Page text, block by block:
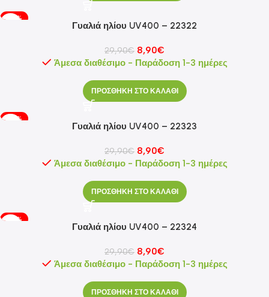
-70%
Γυαλιά ηλίου UV400 – 22322
29,90€ 8,90€
Άμεσα διαθέσιμο - Παράδοση 1-3 ημέρες
ΠΡΟΣΘΗΚΗ ΣΤΟ ΚΑΛΑΘΙ
-70%
Γυαλιά ηλίου UV400 – 22323
29,90€ 8,90€
Άμεσα διαθέσιμο - Παράδοση 1-3 ημέρες
ΠΡΟΣΘΗΚΗ ΣΤΟ ΚΑΛΑΘΙ
-70%
Γυαλιά ηλίου UV400 – 22324
29,90€ 8,90€
Άμεσα διαθέσιμο - Παράδοση 1-3 ημέρες
ΠΡΟΣΘΗΚΗ ΣΤΟ ΚΑΛΑΘΙ